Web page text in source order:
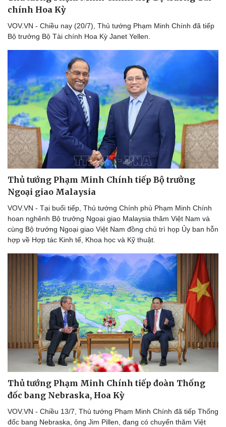
Thể thao
Bóng đá
Lịch thi đấu bóng đá
Ô tô - Xe máy
Ô tô
Xe máy
chính Hoa Kỳ
VOV.VN - Chiều nay (20/7), Thủ tướng Phạm Minh Chính đã tiếp
Bộ trưởng Bộ Tài chính Hoa Kỳ Janet Yellen.
Thủ tướng Phạm Minh Chính tiếp Bộ trưởng
Ngoại giao Malaysia
VOV.VN - Tại buổi tiếp, Thủ tướng Chính phủ Phạm Minh Chính
hoan nghênh Bộ trưởng Ngoại giao Malaysia thăm Việt Nam và
cùng Bộ trưởng Ngoại giao Việt Nam đồng chủ trì họp Ủy ban hỗn
hợp về Hợp tác Kinh tế, Khoa học và Kỹ thuật.
Thủ tướng Phạm Minh Chính tiếp đoàn Thống
đốc bang Nebraska, Hoa Kỳ
VOV.VN - Chiều 13/7, Thủ tướng Phạm Minh Chính đã tiếp Thống
đốc bang Nebraska, ông Jim Pillen, đang có chuyến thăm Việt